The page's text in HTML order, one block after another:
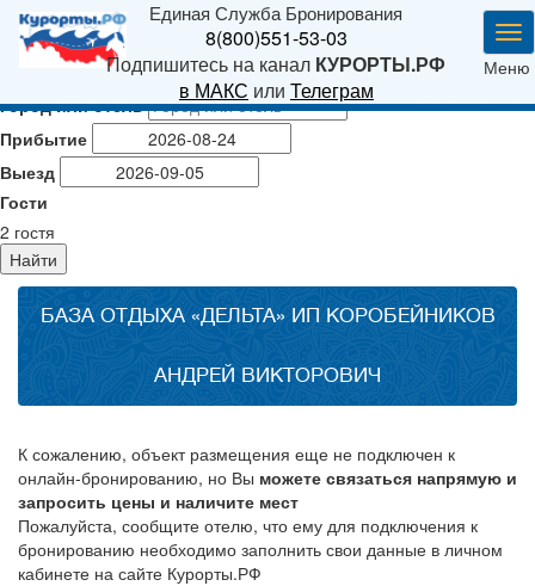
Единая Служба Бронирования
8(800)551-53-03
Подпишитесь на канал КУРОРТЫ.РФ
в МАКС или Телеграм
Меню
Город или отель
Прибытие
Выезд
Гости
2 гостя
Найти
БАЗА ОТДЫХА «ДЕЛЬТА» ИП КОРОБЕЙНИКОВ
АНДРЕЙ ВИКТОРОВИЧ
К сожалению, объект размещения еще не подключен к
онлайн-бронированию, но Вы можете связаться напрямую и
запросить цены и наличите мест
Пожалуйста, сообщите отелю, что ему для подключения к
бронированию необходимо заполнить свои данные в личном
кабинете на сайте Курорты.РФ